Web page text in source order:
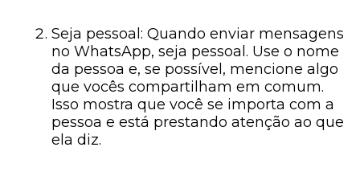
Seja pessoal: Quando enviar mensagens
no WhatsApp, seja pessoal. Use o nome
da pessoa e, se possível, mencione algo
que vocês compartilham em comum.
Isso mostra que você se importa com a
pessoa e está prestando atenção ao que
ela diz.